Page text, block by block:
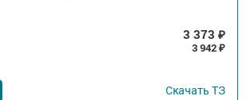
3 373 ₽
3 942 ₽
Скачать ТЗ